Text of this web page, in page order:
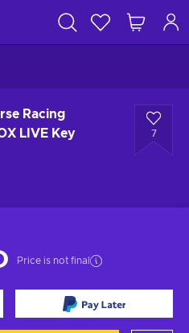
Racing
LIVE Key
7
Price is not final